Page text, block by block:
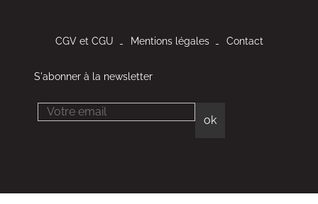
CGV et CGU Mentions légales Contact
S'abonner à la newsletter